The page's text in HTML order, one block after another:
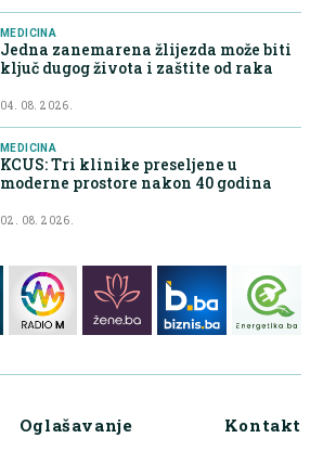
MEDICINA
Jedna zanemarena žlijezda može biti
ključ dugog života i zaštite od raka
04. 08. 2026.
MEDICINA
KCUS: Tri klinike preseljene u
moderne prostore nakon 40 godina
02. 08. 2026.
Oglašavanje Kontakt